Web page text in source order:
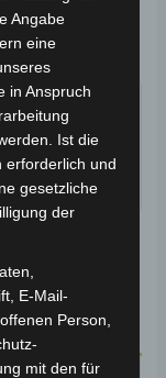
VSX
Angabe
eine
in Anspruch
Ist die
erforderlich und
gesetzliche
der
E-Mail-
Person,
mit den für